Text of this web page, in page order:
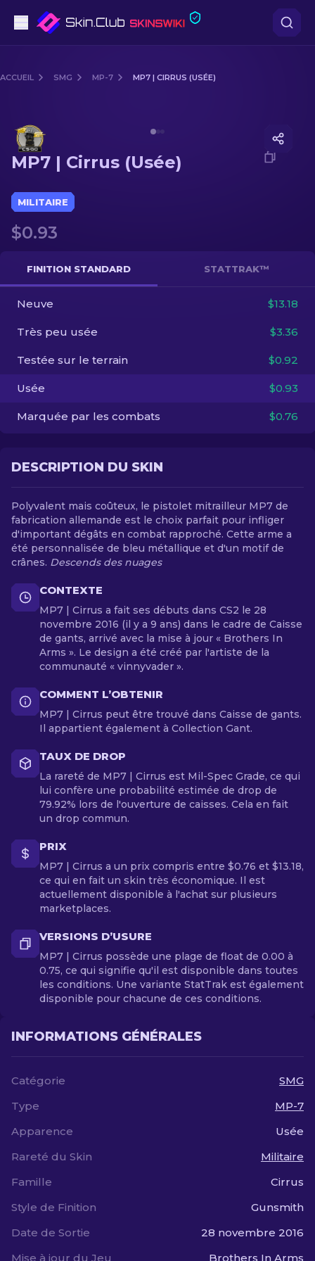
Fusils
Fusils de Précision
Couteaux
Gants
Caisses
Autre
ACCUEIL SMG MP-7 MP7 | CIRRUS (USÉE)
MP7 | Cirrus (Usée)
MILITAIRE
$0.93
FINITION STANDARD STATTRAK™
Neuve $13.18
Très peu usée $3.36
Testée sur le terrain $0.92
Usée $0.93
Marquée par les combats $0.76
DESCRIPTION DU SKIN
Polyvalent mais coûteux, le pistolet mitrailleur MP7 de
fabrication allemande est le choix parfait pour infliger
d'important dégâts en combat rapproché. Cette arme a
été personnalisée de bleu métallique et d'un motif de
crânes. Descends des nuages
CONTEXTE
MP7 | Cirrus a fait ses débuts dans CS2 le 28
novembre 2016 (il y a 9 ans) dans le cadre de Caisse
de gants, arrivé avec la mise à jour « Brothers In
Arms ». Le design a été créé par l'artiste de la
communauté « vinnyvader ».
COMMENT L’OBTENIR
MP7 | Cirrus peut être trouvé dans Caisse de gants.
Il appartient également à Collection Gant.
TAUX DE DROP
La rareté de MP7 | Cirrus est Mil-Spec Grade, ce qui
lui confère une probabilité estimée de drop de
79.92% lors de l'ouverture de caisses. Cela en fait
un drop commun.
PRIX
MP7 | Cirrus a un prix compris entre $0.76 et $13.18,
ce qui en fait un skin très économique. Il est
actuellement disponible à l'achat sur plusieurs
marketplaces.
VERSIONS D’USURE
MP7 | Cirrus possède une plage de float de 0.00 à
0.75, ce qui signifie qu'il est disponible dans toutes
les conditions. Une variante StatTrak est également
disponible pour chacune de ces conditions.
INFORMATIONS GÉNÉRALES
Catégorie
SMG
Type
MP-7
Apparence
Usée
Rareté du Skin
Militaire
Famille
Cirrus
Style de Finition
Gunsmith
Date de Sortie
28 novembre 2016
Mise à jour du Jeu
Brothers In Arms